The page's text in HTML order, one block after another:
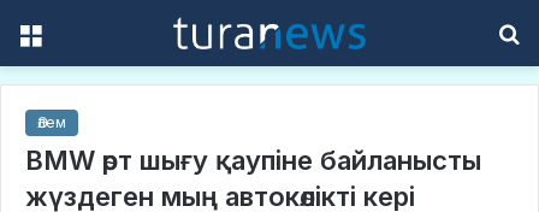
Әлем
BMW өрт шығу қаупіне байланысты
жүздеген мың автокөлікті кері